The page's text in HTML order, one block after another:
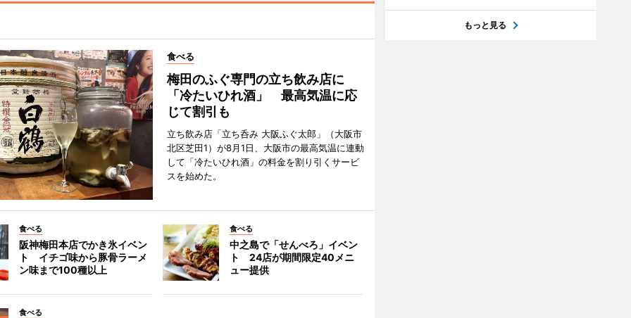
食べる
梅田のふぐ専門の立ち飲み店に
「冷たいひれ酒」 最高気温に応
じて割引も
立ち飲み店「立ち呑み 大阪ふぐ太郎」（大阪市
北区芝田1）が8月1日、大阪市の最高気温に連動
して「冷たいひれ酒」の料金を割り引くサービ
スを始めた。
食べる
阪神梅田本店でかき氷イベン
ト イチゴ味から豚骨ラーメ
ン味まで100種以上
食べる
中之島で「せんべろ」イベン
ト 24店が期間限定40メニ
ュー提供
食べる
もっと見る